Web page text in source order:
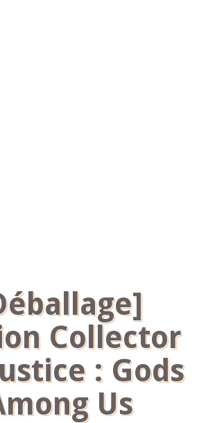
Collector
: Gods
Us